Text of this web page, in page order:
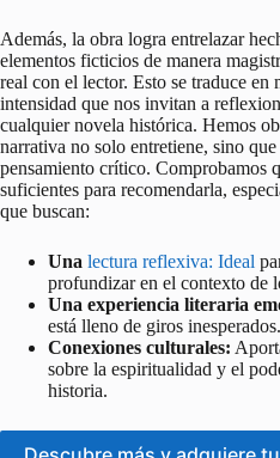
Además, la obra logra entrelazar
elementos ficticios de manera
real con el lector. Esto se traduce en
intensidad que nos invitan a
cualquier novela histórica. Hemos
narrativa no solo entretiene, sino
pensamiento crítico. Comprobamos
suficientes para recomendarla,
que buscan:
Una lectura reflexiva: Ideal
profundizar en el contexto de
Una experiencia literaria
está lleno de giros inesperados.
Conexiones culturales:
sobre la espiritualidad y el
historia.